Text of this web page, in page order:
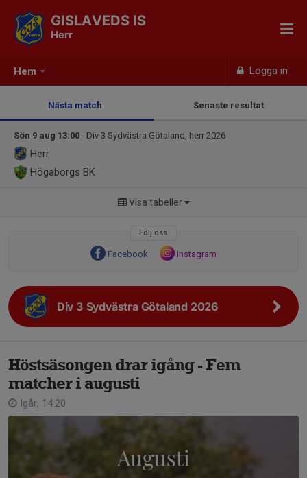
Hem Logga in
GISLAVEDS IS
Herr
Nästa match Senaste resultat
Sön 9 aug 13:00 - Div 3 Sydvästra Götaland, herr 2026
Herr
Högaborgs BK
Visa tabeller
Följ oss
Facebook Instagram
Div 3 Sydvästra Götaland 2026
Höstsäsongen drar igång - Fem
matcher i augusti
Igår, 14:20